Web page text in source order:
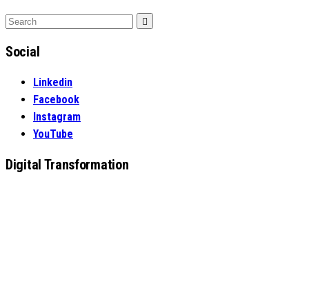
Search
Social
Linkedin
Facebook
Instagram
YouTube
Digital Transformation